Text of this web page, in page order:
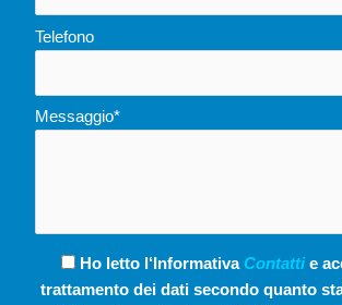
Telefono
Messaggio*
Ho letto l‘Informativa Contattie
trattamento dei dati secondo quanto